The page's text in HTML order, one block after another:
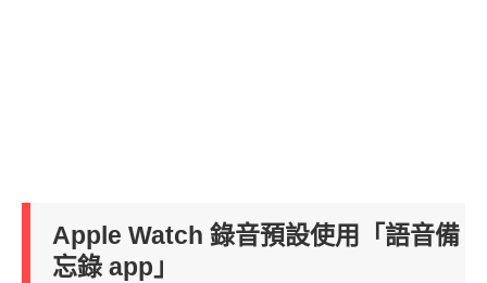
Apple Watch 錄音預設使用「語音備
忘錄 app」